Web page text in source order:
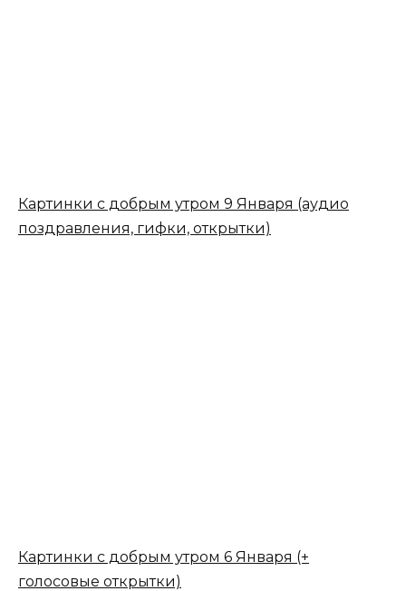
Картинки с добрым утром 9 Января (аудио
поздравления, гифки, открытки)
Картинки с добрым утром 6 Января (+
голосовые открытки)